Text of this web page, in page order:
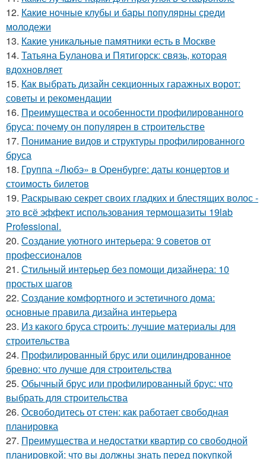
12. Какие ночные клубы и бары популярны среди
молодежи
13. Какие уникальные памятники есть в Москве
14. Татьяна Буланова и Пятигорск: связь, которая
вдохновляет
15. Как выбрать дизайн секционных гаражных ворот:
советы и рекомендации
16. Преимущества и особенности профилированного
бруса: почему он популярен в строительстве
17. Понимание видов и структуры профилированного
бруса
18. Группа «Любэ» в Оренбурге: даты концертов и
стоимость билетов
19. Раскрываю секрет своих гладких и блестящих волос -
это всё эффект использования термощазиты 19lab
Professional.
20. Создание уютного интерьера: 9 советов от
профессионалов
21. Стильный интерьер без помощи дизайнера: 10
простых шагов
22. Создание комфортного и эстетичного дома:
основные правила дизайна интерьера
23. Из какого бруса строить: лучшие материалы для
строительства
24. Профилированный брус или оцилиндрованное
бревно: что лучше для строительства
25. Обычный брус или профилированный брус: что
выбрать для строительства
26. Освободитесь от стен: как работает свободная
планировка
27. Преимущества и недостатки квартир со свободной
планировкой: что вы должны знать перед покупкой